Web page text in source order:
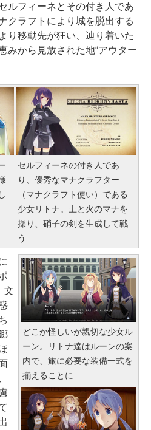
ノートパソコン WE1-K3 (MS
ホワイト) FMVWK3E15W_A
Amazon Kindle Scribe Color
| 11インチカラーディスプレ
64GBストレージ、ノート機能
ァイト
ルフィーネとその付き人であ
クラフトにより城を脱出する
り移動先が狂い、辿り着いた
みから見放された地“アウター
セルフィーネの付き人であ
り、優秀なマナクラフター
（マナクラフト使い）である
少女リトナ。土と火のマナを
操り、硝子の剣を生成して戦
う
どこか怪しいが親切な少女ル
ーン。リトナ達はルーンの案
内で、旅に必要な装備一式を
揃えることに
文